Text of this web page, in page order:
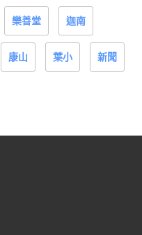
樂善堂 迦南
康山 葉小 新聞